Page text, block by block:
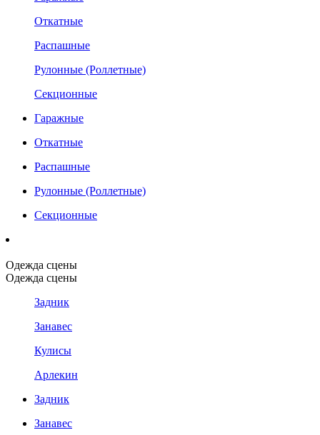
Откатные
Распашные
Рулонные (Роллетные)
Секционные
Гаражные
Откатные
Распашные
Рулонные (Роллетные)
Секционные
Одежда сцены
Одежда сцены
Задник
Занавес
Кулисы
Арлекин
Задник
Занавес